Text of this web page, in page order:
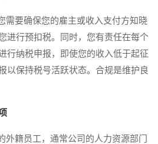
要确保您的雇主或收入支付方知晓
进行预扣税。同时，您有责任在每个
行纳税申报，即使您的收入低于起征
以保持税号活跃状态。合规是维护良
籍员工，通常公司的人力资源部门